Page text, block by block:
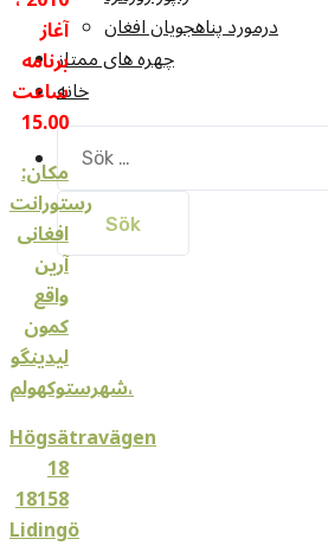
درمورد پناهجويان افغان
چهره های ممتاز
خانه
efter:
آغاز
برنامه
ساعت
15.00
مکان:
رستورانت
افغانی
آرین
واقع
کمون
لیدینگو
،شهرستوکهولم
Högsätravägen
18
18158
Lidingö